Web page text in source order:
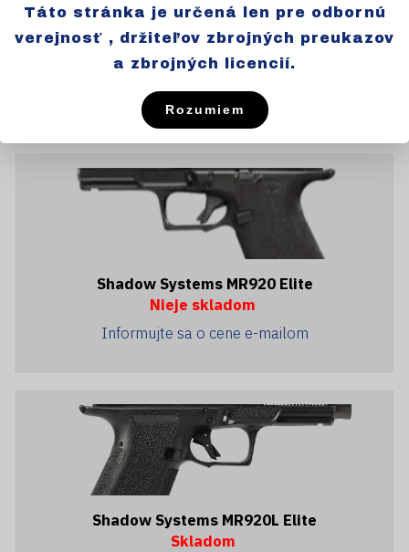
Shadow Systems CR920X Elite
Nieje skladom
Informujte sa o cene e-mailom
Shadow Systems MR920 Elite
Nieje skladom
Informujte sa o cene e-mailom
Shadow Systems MR920L Elite
Skladom
Táto stránka je určená len pre odbornú
verejnosť , držiteľov zbrojných preukazov
a zbrojných licencií.
Rozumiem